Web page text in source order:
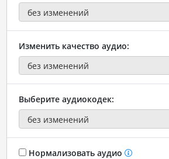
Изменить качество аудио:
Выберите аудиокодек:
Нормализовать аудио